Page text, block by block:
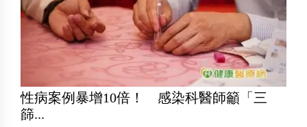
性病案例暴增10倍！ 感染科醫師籲「三
篩...